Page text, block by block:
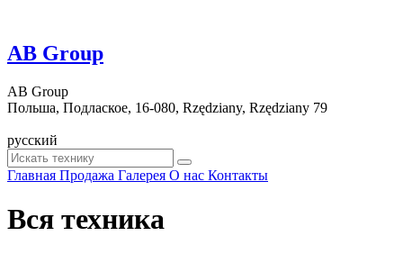
AB Group
AB Group
Польша, Подлаское, 16-080, Rzędziany, Rzędziany 79
русский
Главная Продажа Галерея О нас Контакты
Вся техника